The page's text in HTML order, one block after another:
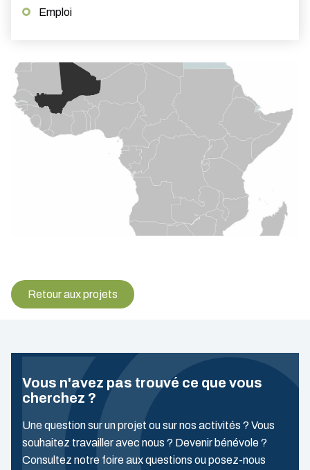
Emploi
Retour aux projets
Vous n'avez pas trouvé ce que vous
cherchez ?
Une question sur un projet ou sur nos activités ? Vous
souhaitez travailler avec nous ? Devenir bénévole ?
Consultez notre foire aux questions ou posez-nous